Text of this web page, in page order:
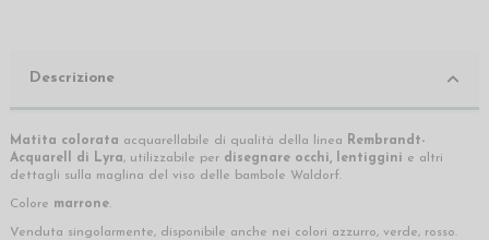
Descrizione
Matita colorata acquarellabile di qualità della linea Rembrandt-
Acquarell di Lyra, utilizzabile per disegnare occhi, lentiggini e altri
dettagli sulla maglina del viso delle bambole Waldorf.
Colore marrone.
Venduta singolarmente, disponibile anche nei colori azzurro, verde, rosso.